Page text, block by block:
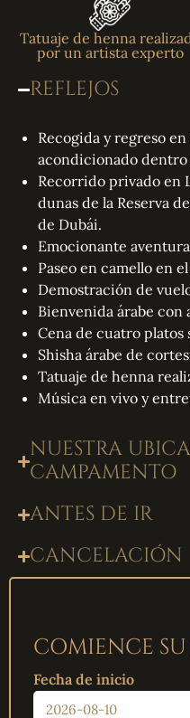
Tatuaje de henna
por un artista experto
REFLEJOS
Recogida y regreso
acondicionado dentro
Recorrido privado en
dunas de la Reserva
de Dubái.
Emocionante
Paseo en camello en
Demostración de
Bienvenida árabe con
Cena de cuatro platos
Shisha árabe de
Tatuaje de henna
Música en vivo y
NUESTRA
CAMPAMENTO
ANTES DE IR
CANCELACIÓN
COMIENCE SU
Fecha de inicio